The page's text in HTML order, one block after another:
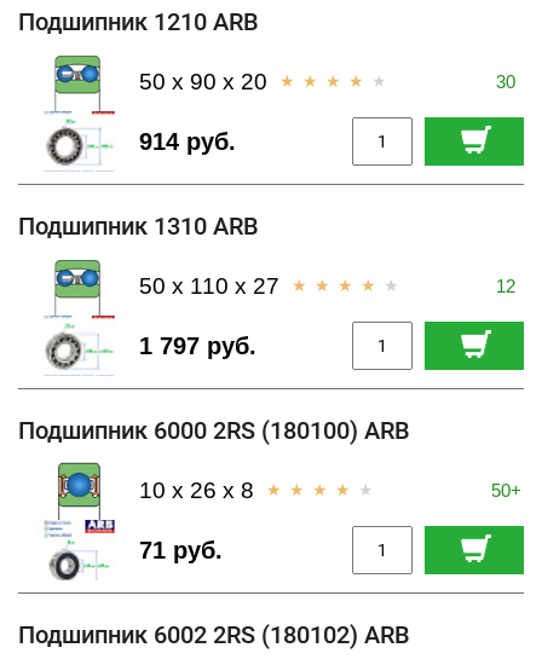
Подшипник 1210 ARB
30
914 руб.
50 x 90 x 20
Подшипник 1310 ARB
12
1 797 руб.
50 x 110 x 27
Подшипник 6000 2RS (180100) ARB
50+
71 руб.
10 x 26 x 8
Подшипник 6002 2RS (180102) ARB